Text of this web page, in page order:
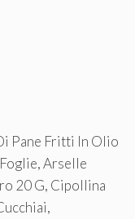
Pane Fritti In Olio
Arselle
20 G, Cipollina